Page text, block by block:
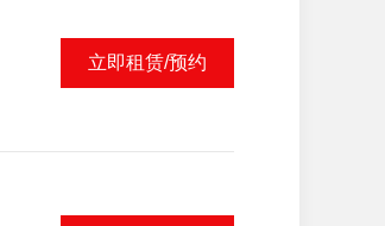
立即租赁/预约